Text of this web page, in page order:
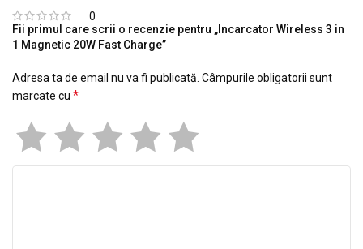
0
Fii primul care scrii o recenzie pentru „Incarcator Wireless 3 in
1 Magnetic 20W Fast Charge”
Adresa ta de email nu va fi publicată. Câmpurile obligatorii sunt
marcate cu *